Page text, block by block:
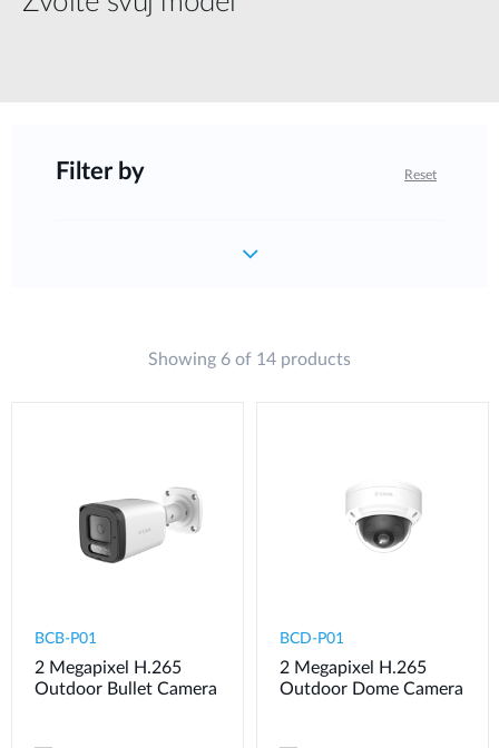
Filter by Reset
Showing 6 of 14 products
BCB-P01
2 Megapixel H.265
Outdoor Bullet Camera
BCD-P01
2 Megapixel H.265
Outdoor Dome Camera